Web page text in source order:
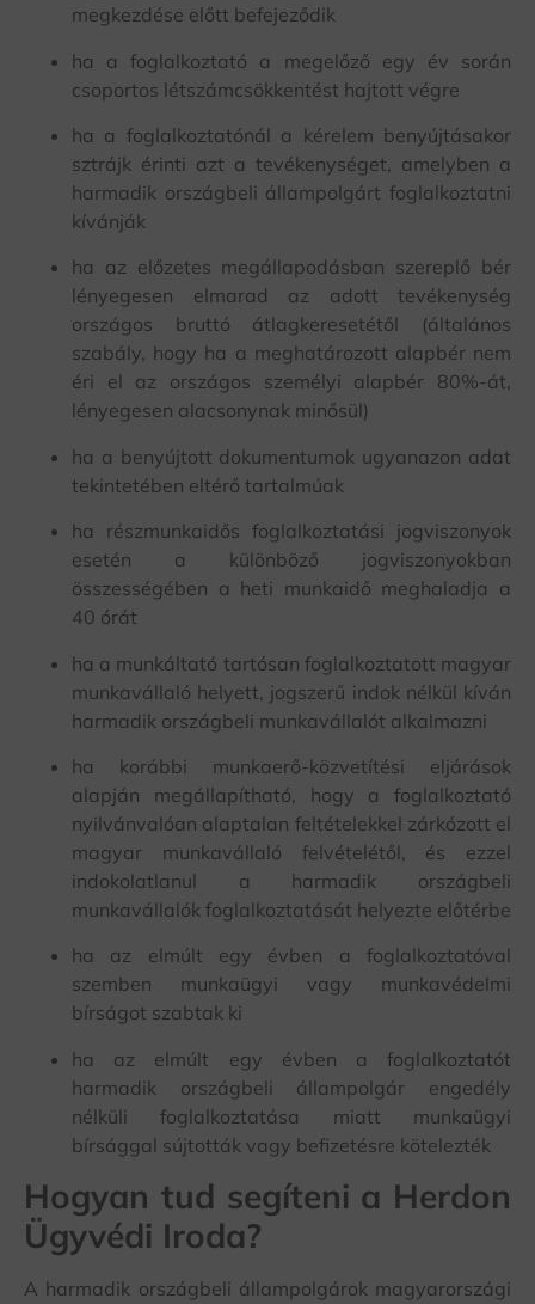
megkezdése előtt befejeződik
ha a foglalkoztató a megelőző egy év során
csoportos létszámcsökkentést hajtott végre
ha a foglalkoztatónál a kérelem benyújtásakor
sztrájk érinti azt a tevékenységet, amelyben a
harmadik országbeli állampolgárt foglalkoztatni
kívánják
ha az előzetes megállapodásban szereplő bér
lényegesen elmarad az adott tevékenység
országos bruttó átlagkeresetétől (általános
szabály, hogy ha a meghatározott alapbér nem
éri el az országos személyi alapbér 80%-át,
lényegesen alacsonynak minősül)
ha a benyújtott dokumentumok ugyanazon adat
tekintetében eltérő tartalmúak
ha részmunkaidős foglalkoztatási jogviszonyok
esetén a különböző jogviszonyokban
összességében a heti munkaidő meghaladja a
40 órát
ha a munkáltató tartósan foglalkoztatott magyar
munkavállaló helyett, jogszerű indok nélkül kíván
harmadik országbeli munkavállalót alkalmazni
ha korábbi munkaerő-közvetítési eljárások
alapján megállapítható, hogy a foglalkoztató
nyilvánvalóan alaptalan feltételekkel zárkózott el
magyar munkavállaló felvételétől, és ezzel
indokolatlanul a harmadik országbeli
munkavállalók foglalkoztatását helyezte előtérbe
ha az elmúlt egy évben a foglalkoztatóval
szemben munkaügyi vagy munkavédelmi
bírságot szabtak ki
ha az elmúlt egy évben a foglalkoztatót
harmadik országbeli állampolgár engedély
nélküli foglalkoztatása miatt munkaügyi
bírsággal sújtották vagy befizetésre kötelezték
Hogyan tud segíteni a Herdon
Ügyvédi Iroda?
A harmadik országbeli állampolgárok magyarországi